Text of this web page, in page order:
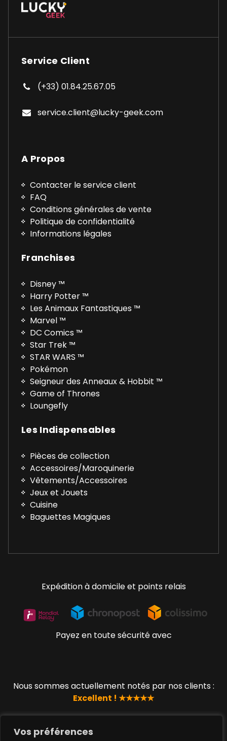
Vos préférences
Service Client
(+33) 01.84.25.67.05
service.client@lucky-geek.com
A Propos
Contacter le service client
FAQ
Conditions générales de vente
Politique de confidentialité
Informations légales
Franchises
Disney ™
Harry Potter ™
Les Animaux Fantastiques ™
Marvel ™
DC Comics ™
Star Trek ™
STAR WARS ™
Pokémon
Seigneur des Anneaux & Hobbit ™
Game of Thrones
Loungefly
Les Indispensables
Pièces de collection
Accessoires/Maroquinerie
Vêtements/Accessoires
Jeux et Jouets
Cuisine
Baguettes Magiques
Expédition à domicile et points relais
Payez en toute sécurité avec
Nous sommes actuellement notés par nos clients :
Excellent ! ★★★★★